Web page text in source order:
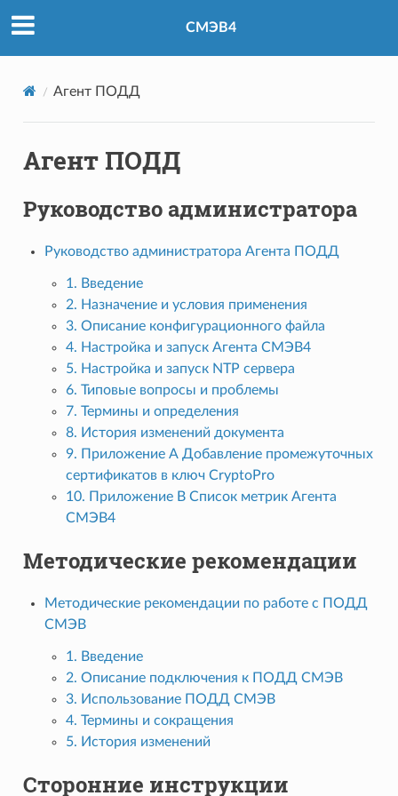
СМЭВ4
Агент ПОДД
Агент ПОДД
Руководство администратора
Руководство администратора Агента ПОДД
1. Введение
2. Назначение и условия применения
3. Описание конфигурационного файла
4. Настройка и запуск Агента СМЭВ4
5. Настройка и запуск NTP сервера
6. Типовые вопросы и проблемы
7. Термины и определения
8. История изменений документа
9. Приложение А Добавление промежуточных
сертификатов в ключ CryptoPro
10. Приложение B Список метрик Агента
СМЭВ4
Методические рекомендации
Методические рекомендации по работе с ПОДД
СМЭВ
1. Введение
2. Описание подключения к ПОДД СМЭВ
3. Использование ПОДД СМЭВ
4. Термины и сокращения
5. История изменений
Сторонние инструкции